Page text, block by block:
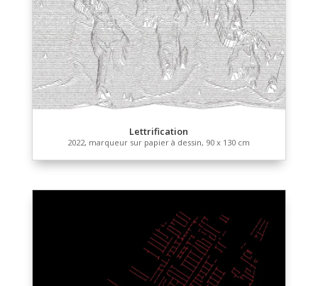
[…]
conçue pour être projetée sur le dessin/écritures